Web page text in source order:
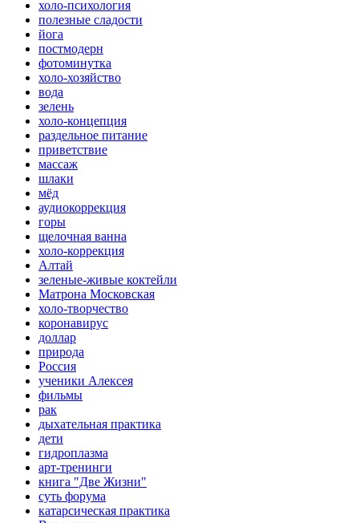
холо-психология
полезные сладости
йога
постмодерн
фотоминутка
холо-хозяйство
вода
зелень
холо-концепция
раздельное питание
приветствие
массаж
шлаки
мёд
аудиокоррекция
горы
щелочная ванна
холо-коррекция
Алтай
зеленые-живые коктейли
Матрона Московская
холо-творчество
коронавирус
доллар
природа
Россия
ученики Алексея
фильмы
рак
дыхательная практика
дети
гидроплазма
арт-тренинги
книга "Две Жизни"
суть форума
катарсическая практика